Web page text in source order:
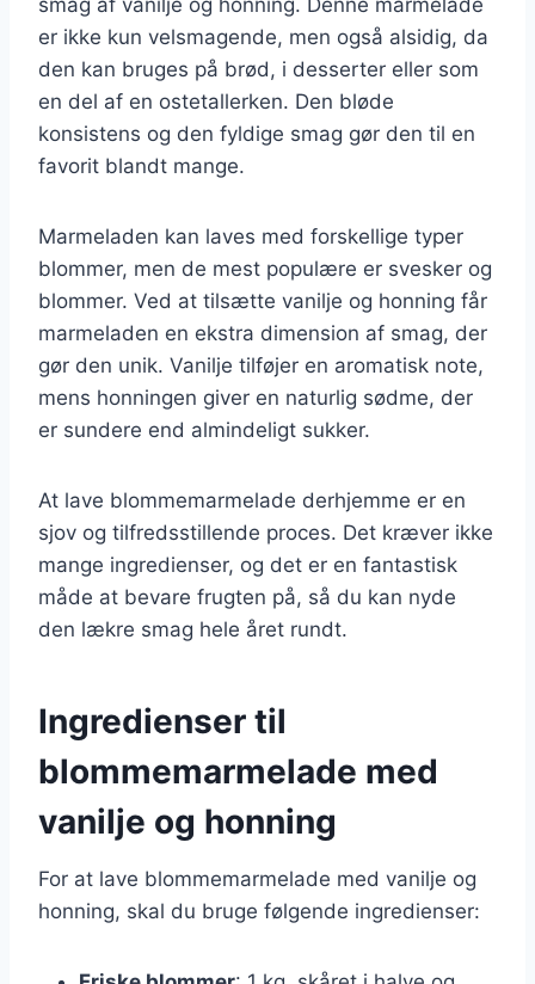
er ikke kun velsmagende, men også alsidig, da
den kan bruges på brød, i desserter eller som
en del af en ostetallerken. Den bløde
konsistens og den fyldige smag gør den til en
favorit blandt mange.
Marmeladen kan laves med forskellige typer
blommer, men de mest populære er svesker og
blommer. Ved at tilsætte vanilje og honning får
marmeladen en ekstra dimension af smag, der
gør den unik. Vanilje tilføjer en aromatisk note,
mens honningen giver en naturlig sødme, der
er sundere end almindeligt sukker.
At lave blommemarmelade derhjemme er en
sjov og tilfredsstillende proces. Det kræver ikke
mange ingredienser, og det er en fantastisk
måde at bevare frugten på, så du kan nyde
den lækre smag hele året rundt.
Ingredienser til
blommemarmelade med
vanilje og honning
For at lave blommemarmelade med vanilje og
honning, skal du bruge følgende ingredienser: